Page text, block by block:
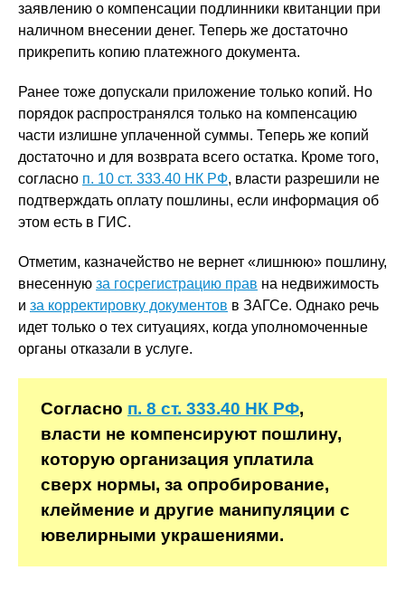
заявлению о компенсации подлинники квитанции при
наличном внесении денег. Теперь же достаточно
прикрепить копию платежного документа.
Ранее тоже допускали приложение только копий. Но
порядок распространялся только на компенсацию
части излишне уплаченной суммы. Теперь же копий
достаточно и для возврата всего остатка. Кроме того,
согласно п. 10 ст. 333.40 НК РФ, власти разрешили не
подтверждать оплату пошлины, если информация об
этом есть в ГИС.
Отметим, казначейство не вернет «лишнюю» пошлину,
внесенную за госрегистрацию прав на недвижимость
и за корректировку документов в ЗАГСе. Однако речь
идет только о тех ситуациях, когда уполномоченные
органы отказали в услуге.
Согласно п. 8 ст. 333.40 НК РФ,
власти не компенсируют пошлину,
которую организация уплатила
сверх нормы, за опробирование,
клеймение и другие манипуляции с
ювелирными украшениями.